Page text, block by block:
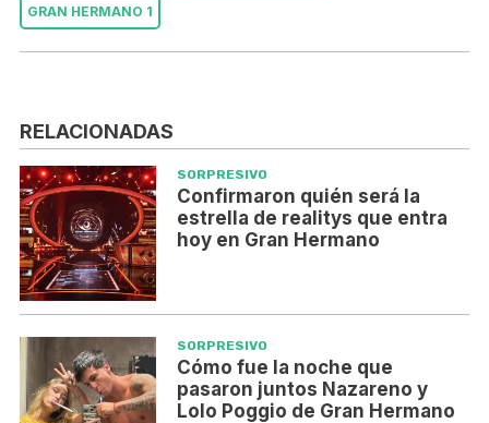
GRAN HERMANO 1
RELACIONADAS
SORPRESIVO
Confirmaron quién será la
estrella de realitys que entra
hoy en Gran Hermano
SORPRESIVO
Cómo fue la noche que
pasaron juntos Nazareno y
Lolo Poggio de Gran Hermano